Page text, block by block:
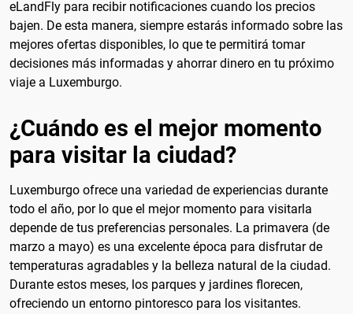
eLandFly para recibir notificaciones cuando los precios
bajen. De esta manera, siempre estarás informado sobre las
mejores ofertas disponibles, lo que te permitirá tomar
decisiones más informadas y ahorrar dinero en tu próximo
viaje a Luxemburgo.
¿Cuándo es el mejor momento
para visitar la ciudad?
Luxemburgo ofrece una variedad de experiencias durante
todo el año, por lo que el mejor momento para visitarla
depende de tus preferencias personales. La primavera (de
marzo a mayo) es una excelente época para disfrutar de
temperaturas agradables y la belleza natural de la ciudad.
Durante estos meses, los parques y jardines florecen,
ofreciendo un entorno pintoresco para los visitantes.